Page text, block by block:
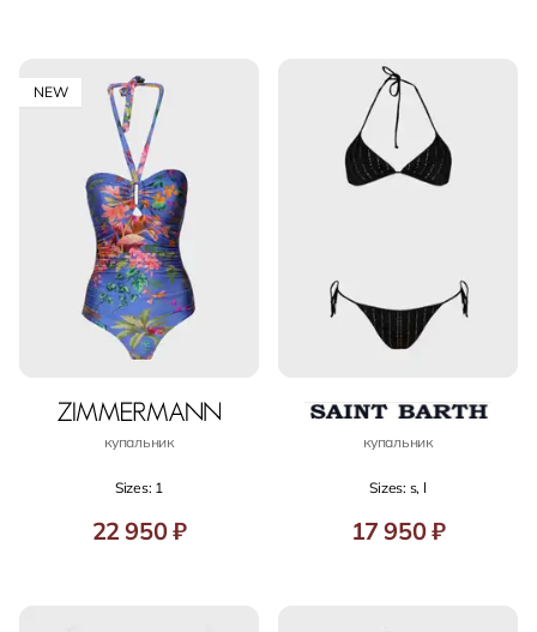
NEW
купальник
Sizes: 1
22 950 ₽
купальник
Sizes: s, l
17 950 ₽